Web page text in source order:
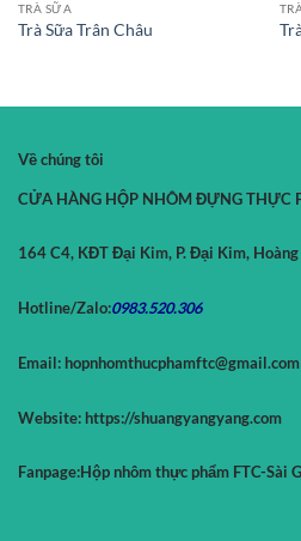
TRÀ SỮA
Trà Sữa Trân Châu
Về chúng tôi
CỬA HÀNG HỘP NHÔM ĐỰNG THỰC
164 C4, KĐT Đại Kim, P. Đại Kim,
Hotline/Zalo:0983.520.306
Email: hopnhomthucphamftc@gmail.com
Website: https://shuangyangyang.com
Fanpage:Hộp nhôm thực phẩm FTC-Sài